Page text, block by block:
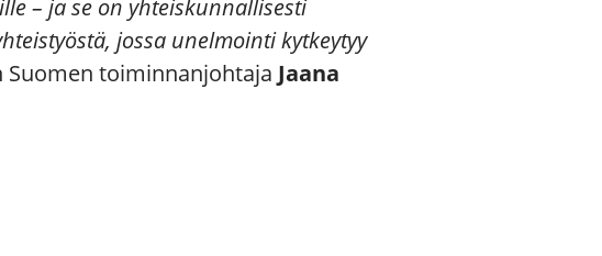
– ja se on yhteiskunnallisesti
jossa unelmointi kytkeytyy
Suomen toiminnanjohtaja Jaana